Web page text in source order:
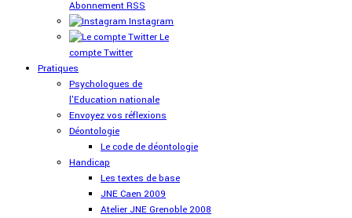
Abonnement RSS
Instagram
Le
compte Twitter
Pratiques
Psychologues de
l'Education nationale
Envoyez vos réflexions
Déontologie
Le code de déontologie
Handicap
Les textes de base
JNE Caen 2009
Atelier JNE Grenoble 2008